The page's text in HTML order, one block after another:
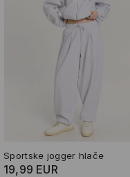
Sportske jogger hlače
19,99 EUR